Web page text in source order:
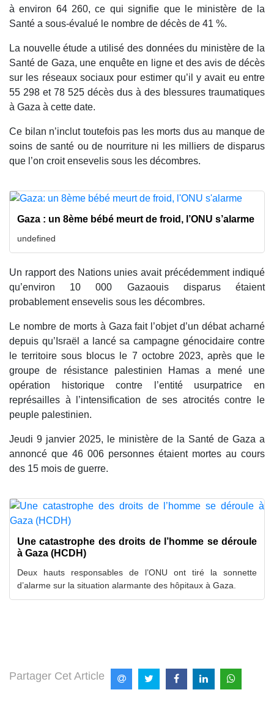
à environ 64 260, ce qui signifie que le ministère de la
Santé a sous-évalué le nombre de décès de 41 %.
La nouvelle étude a utilisé des données du ministère de la
Santé de Gaza, une enquête en ligne et des avis de décès
sur les réseaux sociaux pour estimer qu’il y avait eu entre
55 298 et 78 525 décès dus à des blessures traumatiques
à Gaza à cette date.
Ce bilan n’inclut toutefois pas les morts dus au manque de
soins de santé ou de nourriture ni les milliers de disparus
que l’on croit ensevelis sous les décombres.
Gaza : un 8ème bébé meurt de froid, l’ONU s’alarme
undefined
Un rapport des Nations unies avait précédemment indiqué
qu’environ 10 000 Gazaouis disparus étaient
probablement ensevelis sous les décombres.
Le nombre de morts à Gaza fait l’objet d’un débat acharné
depuis qu’Israël a lancé sa campagne génocidaire contre
le territoire sous blocus le 7 octobre 2023, après que le
groupe de résistance palestinien Hamas a mené une
opération historique contre l’entité usurpatrice en
représailles à l’intensification de ses atrocités contre le
peuple palestinien.
Jeudi 9 janvier 2025, le ministère de la Santé de Gaza a
annoncé que 46 006 personnes étaient mortes au cours
des 15 mois de guerre.
Une catastrophe des droits de l’homme se déroule
à Gaza (HCDH)
Deux hauts responsables de l’ONU ont tiré la sonnette
d’alarme sur la situation alarmante des hôpitaux à Gaza.
Partager Cet Article